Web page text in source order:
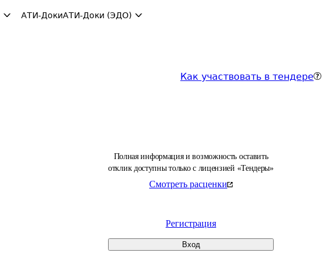
АТИ-ДокиАТИ-Доки (ЭДО)
Как участвовать в тендере
Полная информация и возможность оставить
отклик доступны только с лицензией «Тендеры»
Смотреть расценки
Регистрация
Вход